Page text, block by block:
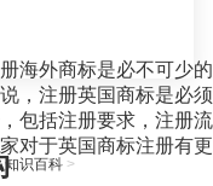
知识百科>
海外商标是必不可少的
，注册英国商标是必须
包括注册要求，注册流
对于英国商标注册有更